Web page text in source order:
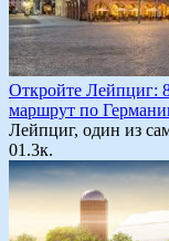
Откройте Лейпциг:
маршрут по
Лейпциг, один из
01.3к.